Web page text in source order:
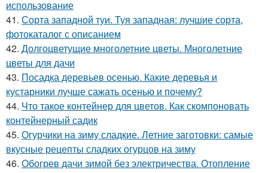
использование
41. Сорта западной туи. Туя западная: лучшие сорта,
фотокаталог с описанием
42. Долгоцветущие многолетние цветы. Многолетние
цветы для дачи
43. Посадка деревьев осенью. Какие деревья и
кустарники лучше сажать осенью и почему?
44. Что такое контейнер для цветов. Как скомпоновать
контейнерный садик
45. Огурчики на зиму сладкие. Летние заготовки: самые
вкусные рецепты сладких огурцов на зиму
46. Обогрев дачи зимой без электричества. Отопление